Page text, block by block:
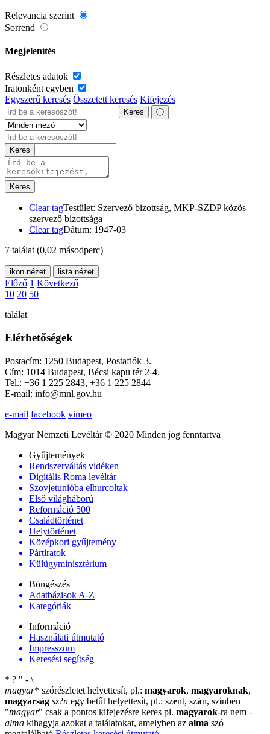
Relevancia szerint
Sorrend
Megjelenítés
Részletes adatok
Iratonként egyben
Egyszerű keresés Összetett keresés Kifejezés
Keres ⓘ
Keres
Keres
Clear tagTestület: Szervező bizottság, MKP-SZDP közös
szervező bizottsága
Clear tagDátum: 1947-03
7 találat (0,02 másodperc)
ikon nézet lista nézet
Előző 1 Következő
10 20 50
találat
Elérhetőségek
Postacím: 1250 Budapest, Postafiók 3.
Cím: 1014 Budapest, Bécsi kapu tér 2-4.
Tel.: +36 1 225 2843, +36 1 225 2844
E-mail: info@mnl.gov.hu
e-mail facebook vimeo
Magyar Nemzeti Levéltár © 2020 Minden jog fenntartva
Gyűjtemények
Rendszerváltás vidéken
Digitális Roma levéltár
Szovjetunióba elhurcoltak
Első világháború
Reformáció 500
Családtörténet
Helytörténet
Középkori gyűjtemény
Pártiratok
Külügyminisztérium
Böngészés
Adatbázisok A-Z
Kategóriák
Információ
Használati útmutató
Impresszum
Keresési segítség
* ? " - \
magyar* szórészletet helyettesít, pl.: magyarok, magyaroknak,
magyarság sz?n egy betűt helyettesít, pl.: szent, szán, színben
"magyar" csak a pontos kifejezésre keres pl. magyarok-ra nem -
alma kihagyja azokat a találatokat, amelyben az alma szó